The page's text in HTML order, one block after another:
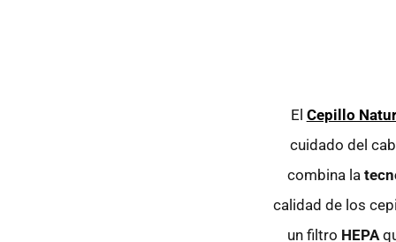
El Cepillo
cuidado del
combina la
calidad de los
un filtro HEPA